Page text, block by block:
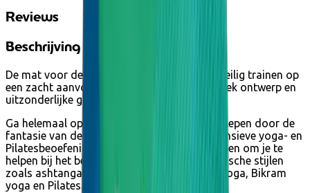
Reviews
Beschrijving
De mat voor de meest intense stijlen, voor veilig trainen op
een zacht aanvoelend oppervlak met een uniek ontwerp en
uitzonderlijke grip op nat wegdek.
Ga helemaal op in je practice en laat je meeslepen door de
fantasie van deze yogamat, ideaal voor intensieve yoga- en
Pilatesbeoefening. De Energy mat is ontworpen om je te
helpen bij het beoefenen van intense, dynamische stijlen
zoals ashtanga yoga, power yoga, vinyasa yoga, Bikram
yoga en Pilates.